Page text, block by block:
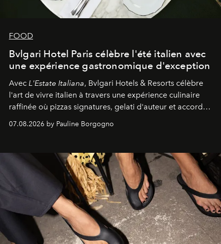
FOOD
Bvlgari Hotel Paris célèbre l'été italien avec
une expérience gastronomique d'exception
Avec L'Estate Italiana, Bvlgari Hotels & Resorts célèbre
l'art de vivre italien à travers une expérience culinaire
raffinée où pizzas signatures, gelati d'auteur et accords
07.08.2026 by Pauline Borgogno